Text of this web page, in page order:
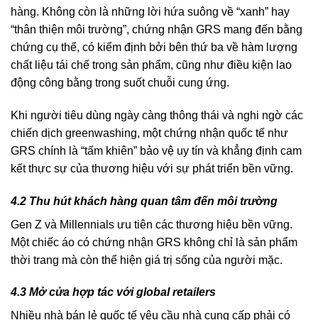
hàng. Không còn là những lời hứa suông về “xanh” hay
“thân thiện môi trường”, chứng nhận GRS mang đến bằng
chứng cụ thể, có kiểm định bởi bên thứ ba về hàm lượng
chất liệu tái chế trong sản phẩm, cũng như điều kiện lao
động công bằng trong suốt chuỗi cung ứng.
Khi người tiêu dùng ngày càng thông thái và nghi ngờ các
chiến dịch greenwashing, một chứng nhận quốc tế như
GRS chính là “tấm khiên” bảo vệ uy tín và khẳng định cam
kết thực sự của thương hiệu với sự phát triển bền vững.
4.2 Thu hút khách hàng quan tâm đến môi trường
Gen Z và Millennials ưu tiên các thương hiệu bền vững.
Một chiếc áo có chứng nhận GRS không chỉ là sản phẩm
thời trang mà còn thể hiện giá trị sống của người mặc.
4.3 Mở cửa hợp tác với global retailers
Nhiều nhà bán lẻ quốc tế yêu cầu nhà cung cấp phải có